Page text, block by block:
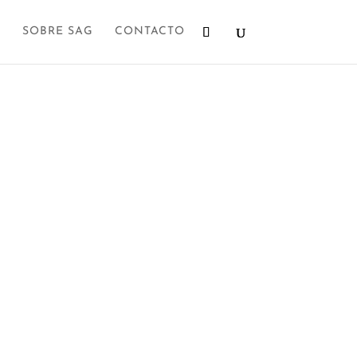
SOBRE SAG CONTACTO